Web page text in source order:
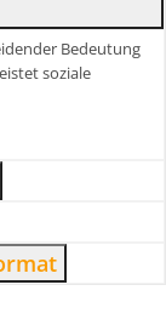
Bedeutung
soziale